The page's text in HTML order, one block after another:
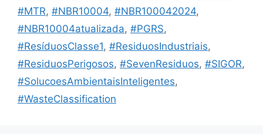
#MTR, #NBR10004, #NBR100042024,
#NBR10004atualizada, #PGRS,
#ResíduosClasse1, #ResiduosIndustriais,
#ResiduosPerigosos, #SevenResiduos, #SIGOR,
#SolucoesAmbientaisInteligentes,
#WasteClassification